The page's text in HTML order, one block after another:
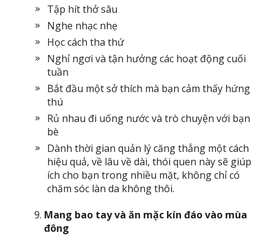
Tập hít thở sâu
Nghe nhạc nhẹ
Học cách tha thứ
Nghỉ ngơi và tận hưởng các hoạt động cuối
tuần
Bắt đầu một sở thích mà bạn cảm thấy hứng
thú
Rủ nhau đi uống nước và trò chuyện với bạn
bè
Dành thời gian quản lý căng thẳng một cách
hiệu quả, về lâu về dài, thói quen này sẽ giúp
ích cho bạn trong nhiều mặt, không chỉ có
chăm sóc làn da không thôi.
Mang bao tay và ăn mặc kín đáo vào mùa
đông